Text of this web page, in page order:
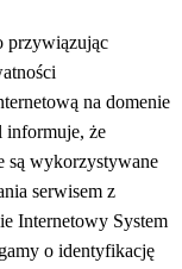
przywiązując
na domenie
że
są wykorzystywane
serwisem z
Internetowy System
o identyfikację